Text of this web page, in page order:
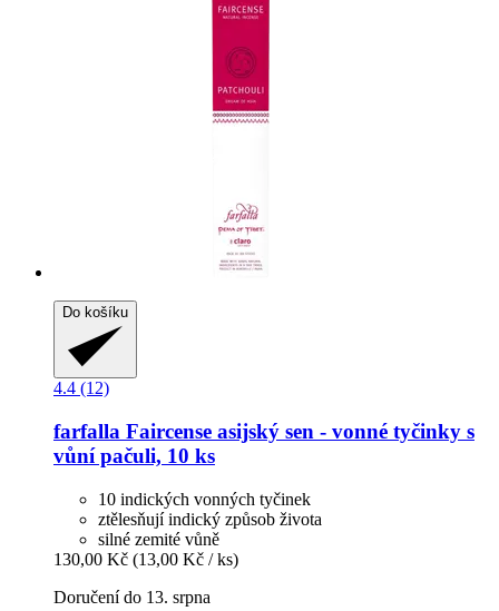
Do košíku
4.4 (12)
farfalla Faircense asijský sen -​ vonné tyčinky s
vůní pačuli, 10 ks
10 indických vonných tyčinek
ztělesňují indický způsob života
silné zemité vůně
130,00 Kč (13,00 Kč / ks)
Doručení do 13. srpna